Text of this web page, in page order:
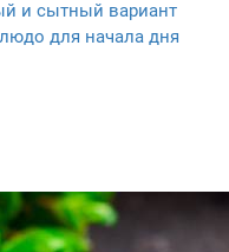
и сытный вариант
для начала дня